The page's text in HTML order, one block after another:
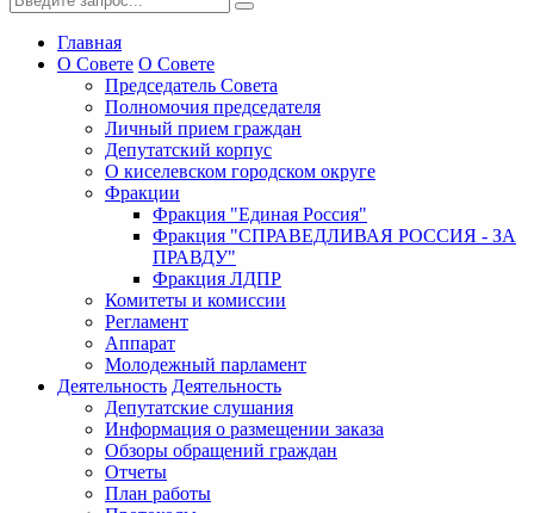
Главная
О Совете О Совете
Председатель Совета
Полномочия председателя
Личный прием граждан
Депутатский корпус
О киселевском городском округе
Фракции
Фракция "Единая Россия"
Фракция "СПРАВЕДЛИВАЯ РОССИЯ - ЗА
ПРАВДУ"
Фракция ЛДПР
Комитеты и комиссии
Регламент
Аппарат
Молодежный парламент
Деятельность Деятельность
Депутатские слушания
Информация о размещении заказа
Обзоры обращений граждан
Отчеты
План работы